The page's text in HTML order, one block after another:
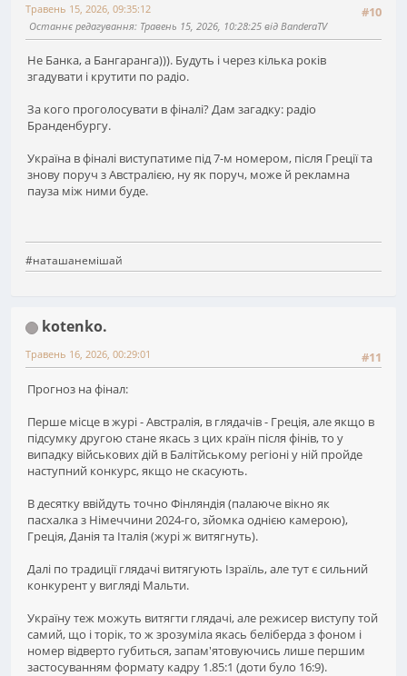
#10
Травень 15, 2026, 09:35:12
Останнє редагування: Травень 15, 2026, 10:28:25 від BanderaTV
Не Банка, а Бангаранга))). Будуть і через кілька років
згадувати і крутити по радіо.
За кого проголосувати в фіналі? Дам загадку: радіо
Бранденбургу.
Україна в фіналі виступатиме під 7-м номером, після Греції та
знову поруч з Австралією, ну як поруч, може й рекламна
пауза між ними буде.
#наташанемішай
kotenko.
#11
Травень 16, 2026, 00:29:01
Прогноз на фінал:
Перше місце в журі - Австралія, в глядачів - Греція, але якщо в
підсумку другою стане якась з цих країн після фінів, то у
випадку військових дій в Балітйському регіоні у ній пройде
наступний конкурс, якщо не скасують.
В десятку ввійдуть точно Фінляндія (палаюче вікно як
пасхалка з Німеччини 2024-го, зйомка однією камерою),
Греція, Данія та Італія (журі ж витягнуть).
Далі по традиції глядачі витягують Ізраїль, але тут є сильний
конкурент у вигляді Мальти.
Україну теж можуть витягти глядачі, але режисер виступу той
самий, що і торік, то ж зрозуміла якась беліберда з фоном і
номер відверто губиться, запам'ятовуючись лише першим
застосуванням формату кадру 1.85:1 (доти було 16:9).